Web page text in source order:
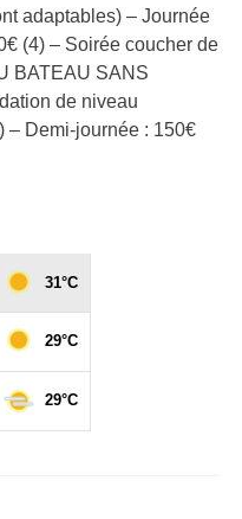
adaptables) – Journée
(4) – Soirée coucher de
BATEAU SANS
de niveau
– Demi-journée : 150€